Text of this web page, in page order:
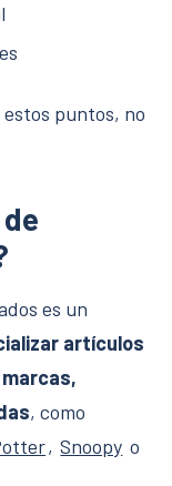
puntos, no
es un
artículos
, como
, Snoopy o